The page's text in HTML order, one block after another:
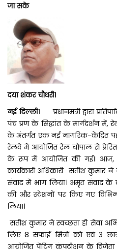
जा सके
दया शंकर चौधरी।
नई दिल्ली।
प्रधानमंत्री द्वारा
पंच प्रण के सिद्धांत के मार्गदर्शन में,
के अंतर्गत एक नई नागरिक-केंद्रित
रेलवे में आयोजित रेल चौपाल से
के रूप में आयोजित की गई। आज,
कार्यकारी अधिकारी सतीश कुमार
संवाद में भाग लिया। अमृत संवाद के
की और स्टेशनों पर किए गए
लिया।
सतीश कुमार ने स्वच्छता ही सेवा
लिए 8 सफाई मित्रों को एवं 3
आयोजित पेंटिंग कंपटीशन के विजेता